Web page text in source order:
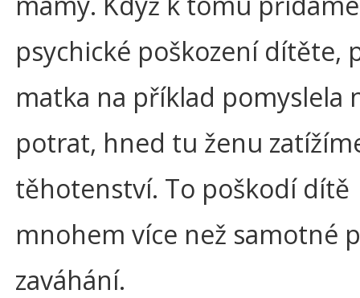
psychické poškození dítěte,
matka na příklad pomyslela
potrat, hned tu ženu
těhotenství. To poškodí dítě
mnohem více než samotné
zaváhání.